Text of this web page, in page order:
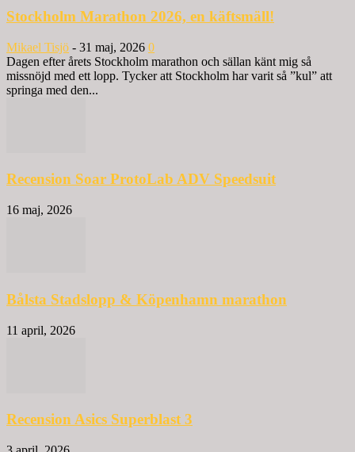
Stockholm Marathon 2026, en käftsmäll!
Mikael Tisjö - 31 maj, 2026 0
Dagen efter årets Stockholm marathon och sällan känt mig så
missnöjd med ett lopp. Tycker att Stockholm har varit så ”kul” att
springa med den...
Recension Soar ProtoLab ADV Speedsuit
16 maj, 2026
Bålsta Stadslopp & Köpenhamn marathon
11 april, 2026
Recension Asics Superblast 3